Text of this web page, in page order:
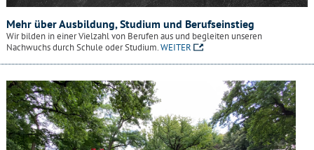
Mehr über Ausbildung, Studium und Berufseinstieg
Wir bilden in einer Vielzahl von Berufen aus und begleiten unseren
Nachwuchs durch Schule oder Studium.WEITER